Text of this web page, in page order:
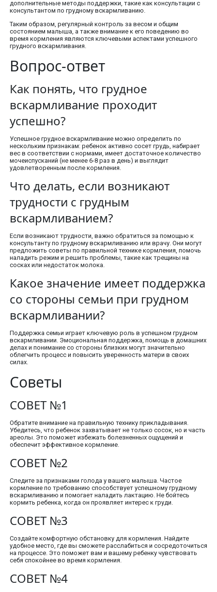
дополнительные методы поддержки, такие как консультации с
консультантом по грудному вскармливанию.
Таким образом, регулярный контроль за весом и общим
состоянием малыша, а также внимание к его поведению во
время кормления являются ключевыми аспектами успешного
грудного вскармливания.
Вопрос-ответ
Как понять, что грудное
вскармливание проходит
успешно?
Успешное грудное вскармливание можно определить по
нескольким признакам: ребенок активно сосет грудь, набирает
вес в соответствии с нормами, имеет достаточное количество
мочеиспусканий (не менее 6-8 раз в день) и выглядит
удовлетворенным после кормления.
Что делать, если возникают
трудности с грудным
вскармливанием?
Если возникают трудности, важно обратиться за помощью к
консультанту по грудному вскармливанию или врачу. Они могут
предложить советы по правильной технике кормления, помочь
наладить режим и решить проблемы, такие как трещины на
сосках или недостаток молока.
Какое значение имеет поддержка
со стороны семьи при грудном
вскармливании?
Поддержка семьи играет ключевую роль в успешном грудном
вскармливании. Эмоциональная поддержка, помощь в домашних
делах и понимание со стороны близких могут значительно
облегчить процесс и повысить уверенность матери в своих
силах.
Советы
СОВЕТ №1
Обратите внимание на правильную технику прикладывания.
Убедитесь, что ребенок захватывает не только сосок, но и часть
ареолы. Это поможет избежать болезненных ощущений и
обеспечит эффективное кормление.
СОВЕТ №2
Следите за признаками голода у вашего малыша. Частое
кормление по требованию способствует успешному грудному
вскармливанию и помогает наладить лактацию. Не бойтесь
кормить ребенка, когда он проявляет интерес к груди.
СОВЕТ №3
Создайте комфортную обстановку для кормления. Найдите
удобное место, где вы сможете расслабиться и сосредоточиться
на процессе. Это поможет вам и вашему ребенку чувствовать
себя спокойнее во время кормления.
СОВЕТ №4